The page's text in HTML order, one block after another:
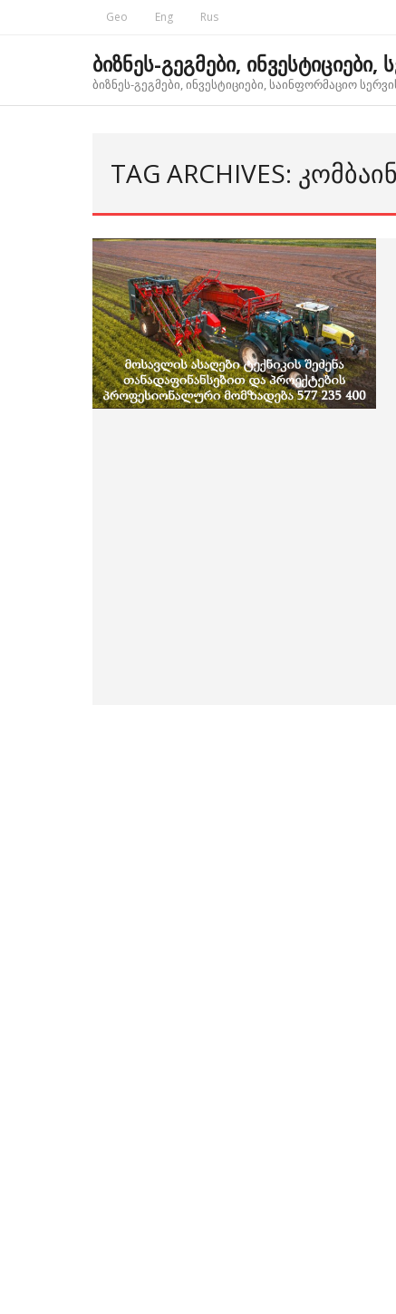
Geo Eng Rus
ბიზნეს-გეგმები, ინვესტიციები,
ბიზნეს-გეგმები, ინვესტიციები, საინფორმაციო
TAG ARCHIVES: